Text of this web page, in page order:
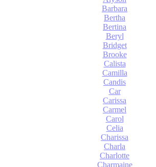
Barbara
Bertha
Bertina
Beryl
Bridget
Brooke
Calista
Camilla
Candis
Car
Carissa
Carmel
Carol
Celia
Charissa
Charla
Charlotte
Charmaine